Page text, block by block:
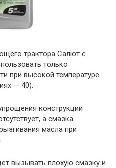
трактора Салют с
только
при высокой температуре
— 40).
конструкции
а смазка
масла при
вызывать плохую смазку и